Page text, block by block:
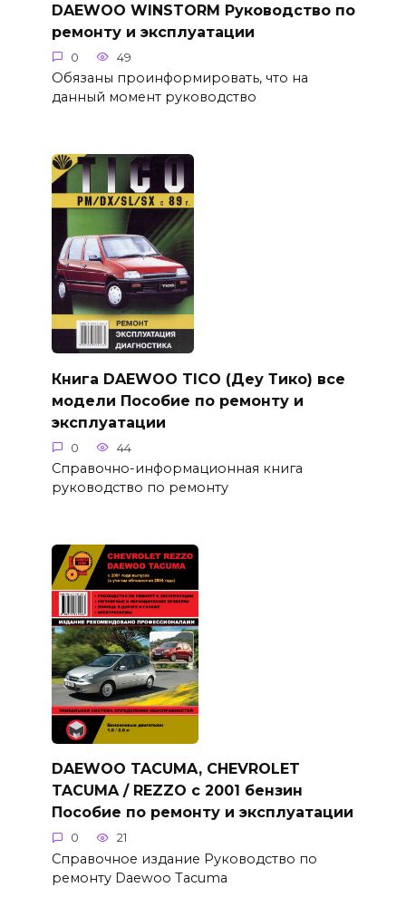
DAEWOO WINSTORM Руководство по
ремонту и эксплуатации
0 49
Обязаны проинформировать, что на
данный момент руководство
Книга DAEWOO TICO (Деу Тико) все
модели Пособие по ремонту и
эксплуатации
0 44
Справочно-информационная книга
руководство по ремонту
DAEWOO TACUMA, CHEVROLET
TACUMA / REZZO с 2001 бензин
Пособие по ремонту и эксплуатации
0 21
Справочное издание Руководство по
ремонту Daewoo Tacuma